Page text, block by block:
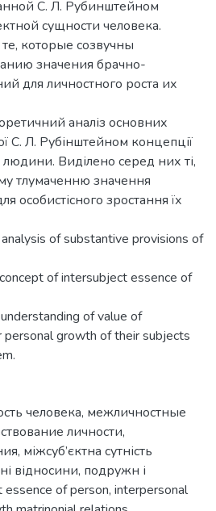
С. Л. Рубинштейном
сущности человека.
которые созвучны
значения брачно-
для личностного роста их
аналіз основних
С. Л. Рубінштейном концепції
людини. Виділено серед них ті,
тлумаченню значення
особистісного зростання їх
of substantive provisions of
of intersubject essence of
of value of
personal growth of their subjects
человека, межличностные
личности,
, міжсуб’єктна сутність
відносини, подружн і
essence of person, interpersonal